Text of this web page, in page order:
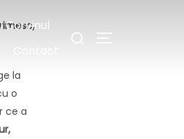
Corvinul
după:
COMUTĂ LA
la
o
ce a